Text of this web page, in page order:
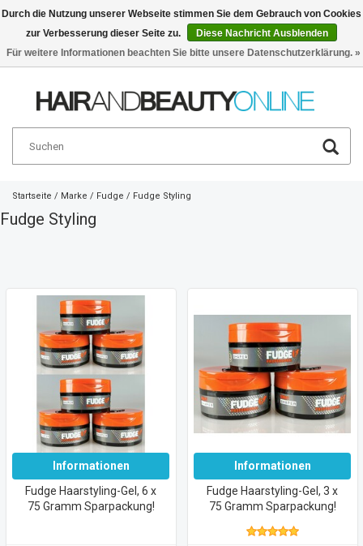
Deutsch €
Startseite / Marke / Fudge / Fudge Styling
Fudge Styling
Informationen
Fudge Haarstyling-Gel, 6 x
75 Gramm Sparpackung!
Informationen
Fudge Haarstyling-Gel, 3 x
75 Gramm Sparpackung!
Durch die Nutzung unserer Webseite stimmen Sie dem Gebrauch von Cookies
zur Verbesserung dieser Seite zu.
Diese Nachricht Ausblenden
Für weitere Informationen beachten Sie bitte unsere Datenschutzerklärung. »